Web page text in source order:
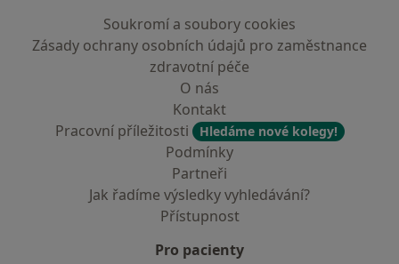
Soukromí a soubory cookies
Zásady ochrany osobních údajů pro zaměstnance
zdravotní péče
O nás
Kontakt
Pracovní příležitosti
Hledáme nové kolegy!
Podmínky
Partneři
Jak řadíme výsledky vyhledávání?
Přístupnost
Pro pacienty